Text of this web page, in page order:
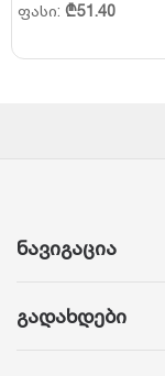
ფასი: ₾51.40
ნავიგაცია
გადახდები